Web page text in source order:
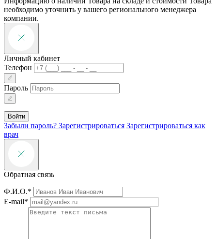
необходимо уточнить у вашего регионального менеджера
компании.
Личный кабинет
Телефон
Пароль
Войти
Забыли пароль? Зарегистрироваться Зарегистрироваться как
врач
Обратная связь
Ф.И.О.*
E-mail*